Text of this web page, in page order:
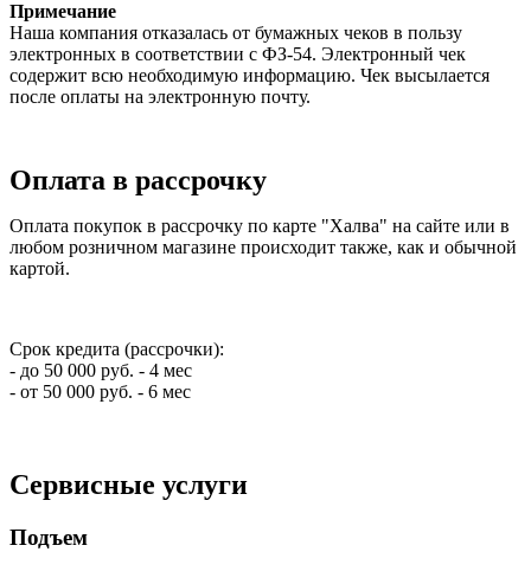
Примечание
Наша компания отказалась от бумажных чеков в пользу
электронных в соответствии с ФЗ-54. Электронный чек
содержит всю необходимую информацию. Чек высылается
после оплаты на электронную почту.
Оплата в рассрочку
Оплата покупок в рассрочку по карте "Халва" на сайте или в
любом розничном магазине происходит также, как и обычной
картой.
Срок кредита (рассрочки):
- до 50 000 руб. - 4 мес
- от 50 000 руб. - 6 мес
Сервисные услуги
Подъем